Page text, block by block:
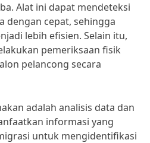
Alat ini dapat mendeteksi
dengan cepat, sehingga
lebih efisien. Selain itu,
pemeriksaan fisik
pelancong secara
adalah analisis data dan
informasi yang
untuk mengidentifikasi